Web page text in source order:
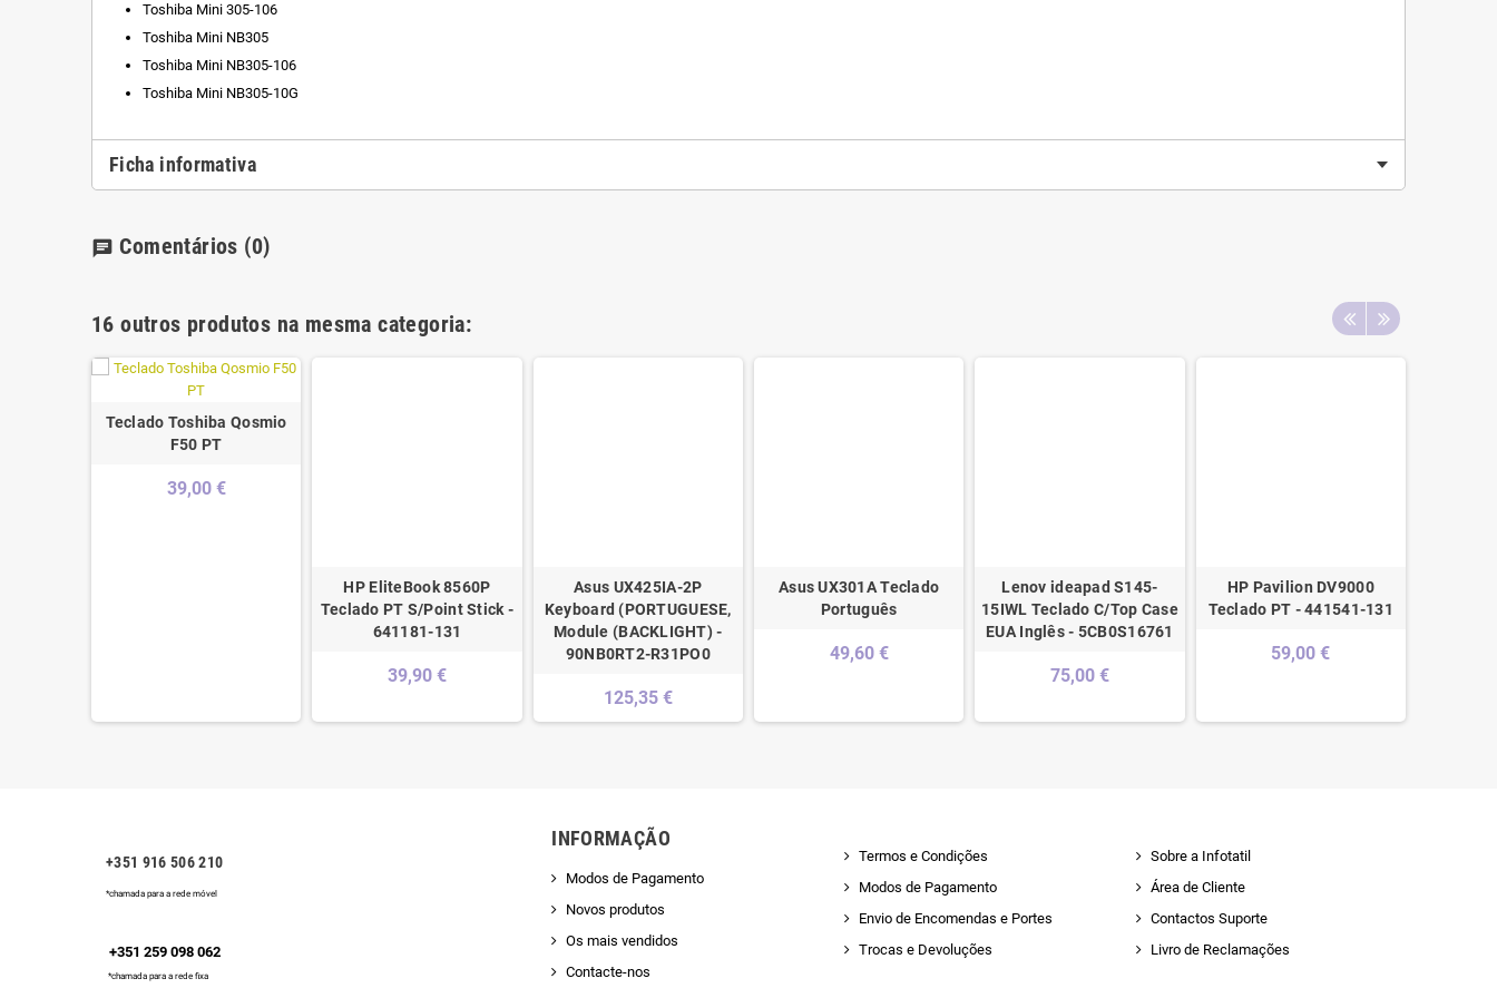
Toshiba Mini 305-106
Toshiba Mini NB305
Toshiba Mini NB305-106
Toshiba Mini NB305-10G
Ficha informativa
chat Comentários (0)
16 outros produtos na mesma categoria:
Teclado Toshiba Qosmio
F50 PT
39,00 €
HP EliteBook 8560P
Teclado PT S/Point Stick -
641181-131
39,90 €
Asus UX425IA-2P
Keyboard (PORTUGUESE,
Module (BACKLIGHT) -
90NB0RT2-R31PO0
125,35 €
Asus UX301A Teclado
Português
49,60 €
Lenov ideapad S145-
15IWL Teclado C/Top Case
EUA Inglês - 5CB0S16761
75,00 €
HP Pavilion DV9000
Teclado PT - 441541-131
59,00 €
+351 916 506 210
*chamada para a rede móvel
+351 259 098 062
*chamada para a rede fixa
INFORMAÇÃO
Modos de Pagamento
Novos produtos
Os mais vendidos
Contacte-nos
Termos e Condições
Modos de Pagamento
Envio de Encomendas e Portes
Trocas e Devoluções
Sobre a Infotatil
Área de Cliente
Contactos Suporte
Livro de Reclamações